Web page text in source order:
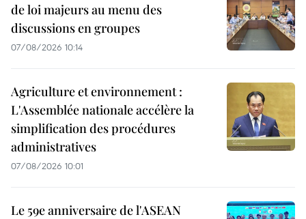
de loi majeurs au menu des
discussions en groupes
07/08/2026 10:14
Agriculture et environnement :
L'Assemblée nationale accélère la
simplification des procédures
administratives
07/08/2026 10:01
Le 59e anniversaire de l'ASEAN